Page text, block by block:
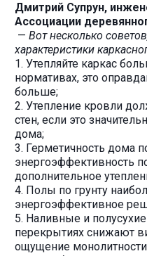
Дмитрий Супрун,
Ассоциации
— Вот несколько
характеристики
1. Утепляйте каркас
нормативах, это
больше;
2. Утепление кровли
стен, если это
дома;
3. Герметичность дома
энергоэффективность
дополнительное
4. Полы по грунту
энергоэффективное
5. Наливные и
перекрытиях снижают
ощущение